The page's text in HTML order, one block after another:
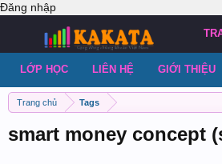
Đăng nhập
Trang chủ Tags
smart money concept
LỚP HỌC LIÊN HỆ GIỚI THIỆU